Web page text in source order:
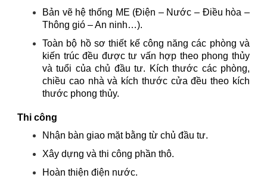
Bản vẽ hệ thống ME (Điện – Nước – Điều hòa –
Thông gió – An ninh…).
Toàn bộ hồ sơ thiết kế công năng các phòng và
kiến trúc đều được tư vấn hợp theo phong thủy
và tuổi của chủ đầu tư. Kích thước các phòng,
chiều cao nhà và kích thước cửa đều theo kích
thước phong thủy.
Thi công
Nhận bàn giao mặt bằng từ chủ đầu tư.
Xây dựng và thi công phần thô.
Hoàn thiện điện nước.